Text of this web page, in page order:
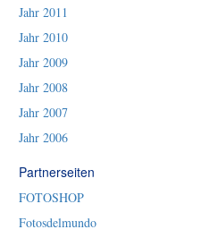
Jahr 2011
Jahr 2010
Jahr 2009
Jahr 2008
Jahr 2007
Jahr 2006
Partnerseiten
FOTOSHOP
Fotosdelmundo